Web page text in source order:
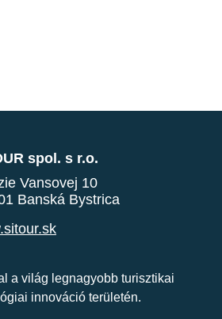
spol. s r.o.
Vansovej 10
Banská Bystrica
a világ legnagyobb turisztikai
innováció területén.